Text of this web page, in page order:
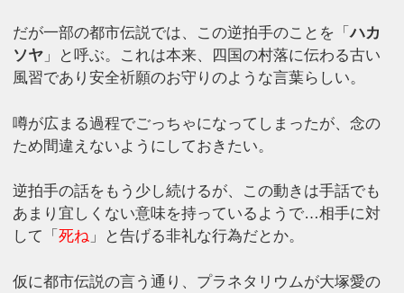
だが一部の都市伝説では、この逆拍手のことを「ハカ
ソヤ 」と呼ぶ。これは本来、四国の村落に伝わる古い
風習であり安全祈願のお守りのような言葉らしい。
噂が広まる過程でごっちゃになってしまったが、念の
ため間違えないようにしておきたい。
逆拍手の話をもう少し続けるが、この動きは手話でも
あまり宜しくない意味を持っているようで…相手に対
して「死ね 」と告げる非礼な行為だとか。
仮に都市伝説の言う通り、プラネタリウムが大塚愛の